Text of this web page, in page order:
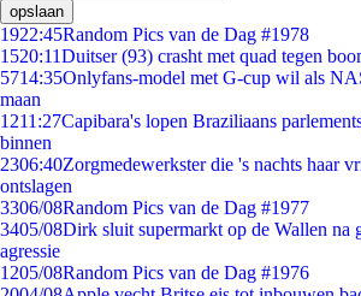
opslaan
1922:45Random Pics van de Dag #1978
1520:11Duitser (93) crasht met quad tegen
5714:35Onlyfans-model met G-cup wil als
maan
1211:27Capibara's lopen Braziliaans
binnen
2306:40Zorgmedewerkster die 's nachts haar
ontslagen
3306/08Random Pics van de Dag #1977
3405/08Dirk sluit supermarkt op de Wallen na
agressie
1205/08Random Pics van de Dag #1976